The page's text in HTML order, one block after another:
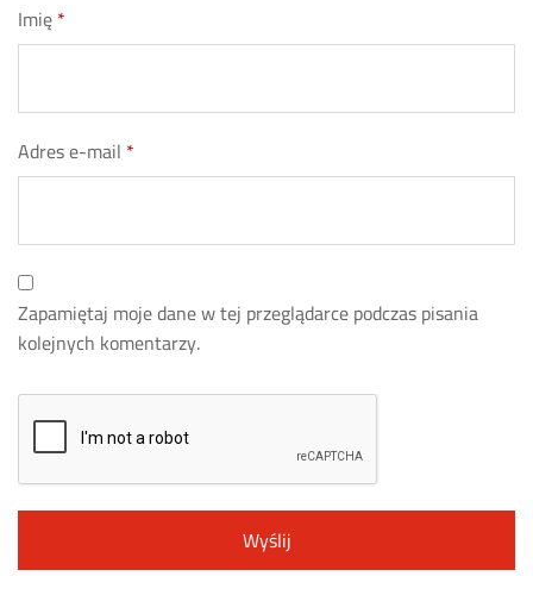
Imię*
Adres e-mail *
Zapamiętaj moje dane w tej przeglądarce podczas pisania
kolejnych komentarzy.